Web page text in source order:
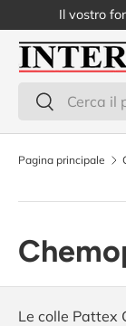
Passa ai
Il vostro
CercaCerca
Pagina principale
Le colle Pattex